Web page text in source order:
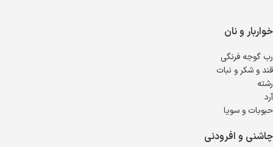
خواربار و نان
رب گوجه فرنگی
قند و شکر و نبات
رشته
آرد
حبوبات و سویا
چاشنی و افرودنی